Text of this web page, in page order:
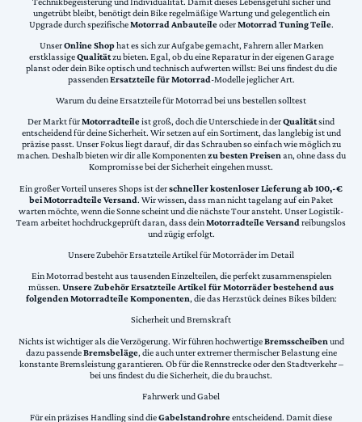
ungetrübt bleibt, benötigt dein Bike regelmäßige Wartung und gelegentlich ein
Upgrade durch spezifischeMotorrad AnbauteileoderMotorrad Tuning Teile.
UnserOnline Shophat es sich zur Aufgabe gemacht, Fahrern aller Marken
erstklassigeQualitätzu bieten. Egal, ob du eine Reparatur in der eigenen Garage
planst oder dein Bike optisch und technisch aufwerten willst: Bei uns findest du die
passendenErsatzteile für Motorrad-Modelle jeglicher Art.
Warum du deine Ersatzteile für Motorrad bei uns bestellen solltest
Der Markt fürMotorradteileist groß, doch die Unterschiede in derQualitätsind
entscheidend für deine Sicherheit. Wir setzen auf ein Sortiment, das langlebig ist und
präzise passt. Unser Fokus liegt darauf, dir das Schrauben so einfach wie möglich zu
machen. Deshalb bieten wir dir alle Komponentenzu besten Preisenan, ohne dass du
Kompromisse bei der Sicherheit eingehen musst.
Ein großer Vorteil unseres Shops ist derschneller kostenloser Lieferung ab 100,-€
bei Motorradteile Versand. Wir wissen, dass man nicht tagelang auf ein Paket
warten möchte, wenn die Sonne scheint und die nächste Tour ansteht. Unser Logistik-
Team arbeitet hochdruckgeprüft daran, dass deinMotorradteile Versand reibungslos
und zügig erfolgt.
Unsere Zubehör Ersatzteile Artikel für Motorräder im Detail
Ein Motorrad besteht aus tausenden Einzelteilen, die perfekt zusammenspielen
müssen. Unsere Zubehör Ersatzteile Artikel für Motorräder bestehend aus
folgenden Motorradteile Komponenten, die das Herzstück deines Bikes bilden:
Sicherheit und Bremskraft
Nichts ist wichtiger als die Verzögerung. Wir führen hochwertigeBremsscheiben und
dazu passendeBremsbeläge, die auch unter extremer thermischer Belastung eine
konstante Bremsleistung garantieren. Ob für die Rennstrecke oder den Stadtverkehr –
bei uns findest du die Sicherheit, die du brauchst.
Fahrwerk und Gabel
Für ein präzises Handling sind dieGabelstandrohreentscheidend. Damit diese